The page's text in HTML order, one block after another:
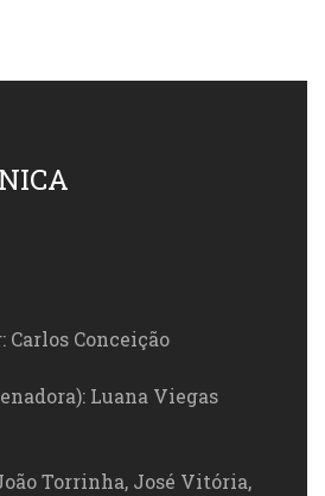
Conceição
Luana Viegas
Torrinha, José Vitória,